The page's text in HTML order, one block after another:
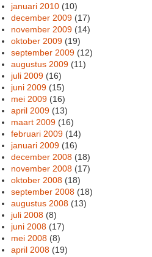
januari 2010 (10)
december 2009 (17)
november 2009 (14)
oktober 2009 (19)
september 2009 (12)
augustus 2009 (11)
juli 2009 (16)
juni 2009 (15)
mei 2009 (16)
april 2009 (13)
maart 2009 (16)
februari 2009 (14)
januari 2009 (16)
december 2008 (18)
november 2008 (17)
oktober 2008 (18)
september 2008 (18)
augustus 2008 (13)
juli 2008 (8)
juni 2008 (17)
mei 2008 (8)
april 2008 (19)